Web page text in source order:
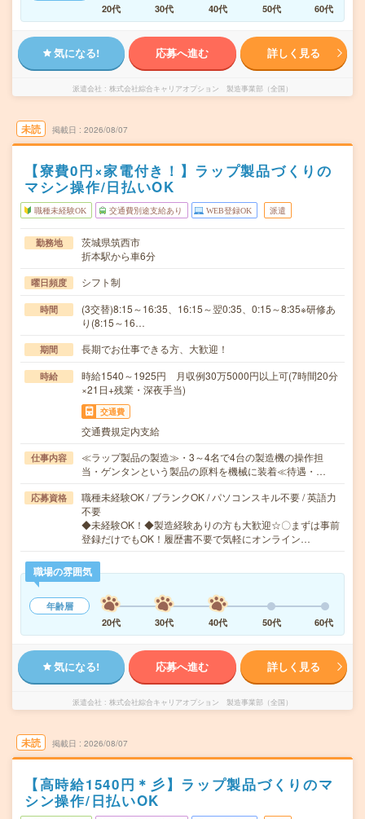
20代
30代 40代 50代 60代
気になる! 応募へ進む 詳しく見る
派遣会社 株式会社綜合キャリアオプション 製造事業部（全国）
未読 掲載日 2026/08/07
【寮費0円×家電付き！】ラップ製品づくりの
マシン操作/日払いOK
職種未経験OK 交通費別途支給あり WEB登録OK 派遣
勤務地
茨城県筑西市
折本駅から車6分
曜日頻度 シフト制
時間
(3交替)8:15～16:35、16:15～翌0:35、0:15～8:35※研修あ
り(8:15～16…
期間 長期でお仕事できる方、大歓迎！
時給
時給1540～1925円 月収例30万5000円以上可(7時間20分
×21日+残業・深夜手当)
交通費
交通費規定内支給
仕事内容
≪ラップ製品の製造≫・3～4名で4台の製造機の操作担
当・ゲンタンという製品の原料を機械に装着≪待遇・…
応募資格
職種未経験OK / ブランクOK / パソコンスキル不要 / 英語力
不要
◆未経験OK！◆製造経験ありの方も大歓迎☆〇まずは事前
登録だけでもOK！履歴書不要で気軽にオンライン…
職場の雰囲気
年齢層
20代
30代 40代 50代 60代
気になる! 応募へ進む 詳しく見る
派遣会社 株式会社綜合キャリアオプション 製造事業部（全国）
未読 掲載日 2026/08/07
【高時給1540円＊彡】ラップ製品づくりのマ
シン操作/日払いOK